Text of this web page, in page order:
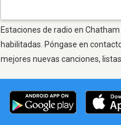
Estaciones de radio en
habilitadas. Póngase en
mejores nuevas canciones,